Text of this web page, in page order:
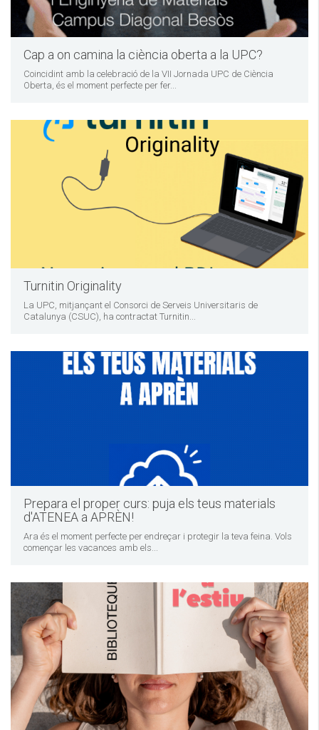
Cap a on camina la ciència oberta a la UPC?
Coincidint amb la celebració de la VII Jornada UPC de Ciència
Oberta, és el moment perfecte per fer...
Turnitin Originality
La UPC, mitjançant el Consorci de Serveis Universitaris de
Catalunya (CSUC), ha contractat Turnitin...
Prepara el proper curs: puja els teus materials
d'ATENEA a APRÈN!
Ara és el moment perfecte per endreçar i protegir la teva feina. Vols
començar les vacances amb els...